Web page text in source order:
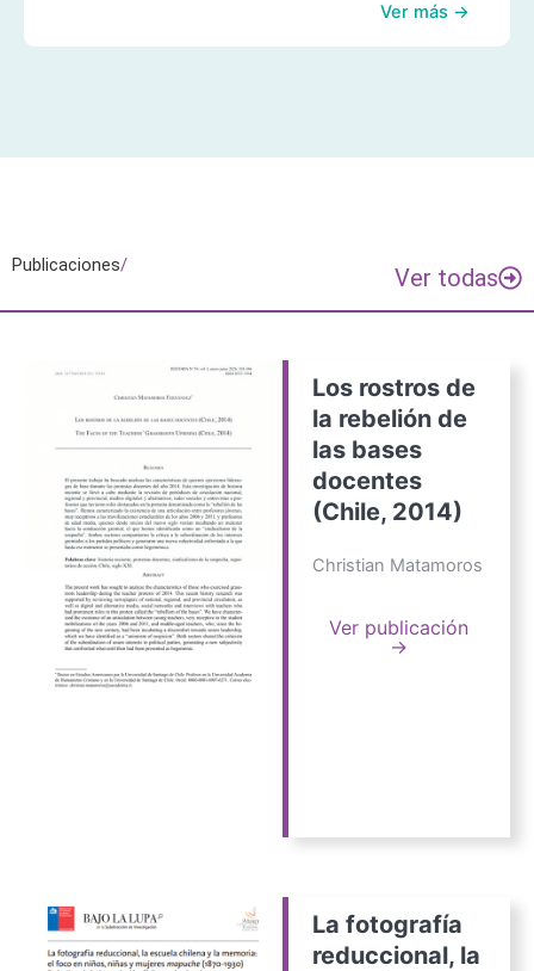
Ver más →
Publicaciones/ Ver todas
Los rostros de
la rebelión de
las bases
docentes
(Chile, 2014)
Christian Matamoros
Ver publicación
→
La fotografía
reduccional, la